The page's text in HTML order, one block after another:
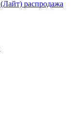
распродажа